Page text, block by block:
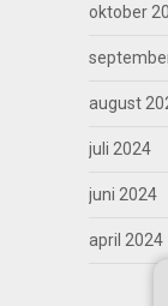
oktober
august
juli 2024
juni 2024
april 2024